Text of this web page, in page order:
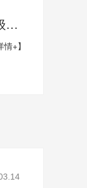
鑫钻小知识 | 离心式压缩机级间密封4
情+】